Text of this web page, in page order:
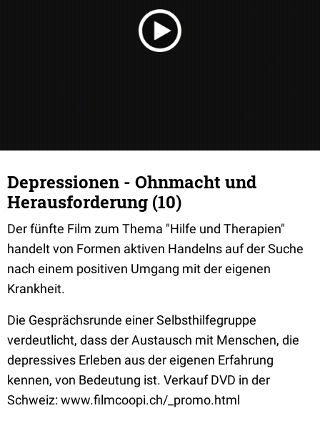
Depressionen - Ohnmacht und
Herausforderung (10)
Der fünfte Film zum Thema "Hilfe und Therapien"
handelt von Formen aktiven Handelns auf der Suche
nach einem positiven Umgang mit der eigenen
Krankheit.
Die Gesprächsrunde einer Selbsthilfegruppe
verdeutlicht, dass der Austausch mit Menschen, die
depressives Erleben aus der eigenen Erfahrung
kennen, von Bedeutung ist. Verkauf DVD in der
Schweiz:www.filmcoopi.ch/_promo.html